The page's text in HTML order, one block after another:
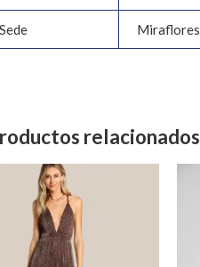
Miraflores
relacionados